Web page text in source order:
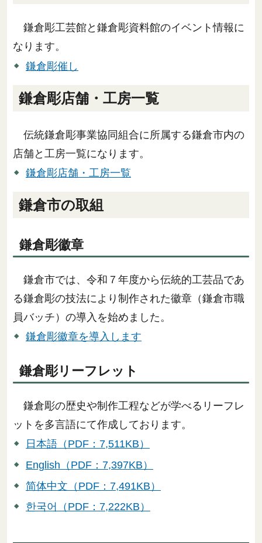
鎌倉彫工芸館と鎌倉彫資料館のイベント情報に
なります。
鎌倉彫催し
鎌倉彫店舗・工房一覧
伝統鎌倉彫事業協同組合に所属する鎌倉市内の
店舗と工房一覧になります。
鎌倉彫店舗・工房一覧
鎌倉市の取組
鎌倉彫徽章
鎌倉市では、令和７年度から伝統的工芸品であ
る鎌倉彫の技法により制作された徽章（鎌倉市職
員バッチ）の導入を始めました。
鎌倉彫徽章を導入します
鎌倉彫リーフレット
鎌倉彫の歴史や制作工程などが学べるリーフレ
ットを多言語にて作成しております。
日本語（PDF：7,511KB）
English（PDF：7,397KB）
简体中文（PDF：7,491KB）
한국어（PDF：7,222KB）